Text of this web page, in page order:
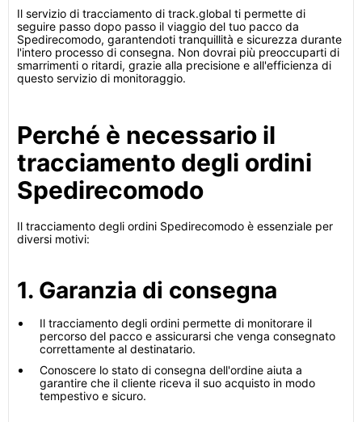
Il servizio di tracciamento di track.global ti permette di
seguire passo dopo passo il viaggio del tuo pacco da
Spedirecomodo, garantendoti tranquillità e sicurezza durante
l'intero processo di consegna. Non dovrai più preoccuparti di
smarrimenti o ritardi, grazie alla precisione e all'efficienza di
questo servizio di monitoraggio.
Perché è necessario il
tracciamento degli ordini
Spedirecomodo
Il tracciamento degli ordini Spedirecomodo è essenziale per
diversi motivi:
1. Garanzia di consegna
Il tracciamento degli ordini permette di monitorare il
percorso del pacco e assicurarsi che venga consegnato
correttamente al destinatario.
Conoscere lo stato di consegna dell'ordine aiuta a
garantire che il cliente riceva il suo acquisto in modo
tempestivo e sicuro.